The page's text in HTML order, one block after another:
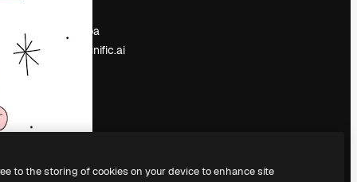
Sala stampa
Cerchi magnific.ai
to the storing of cookies on your device to enhance site